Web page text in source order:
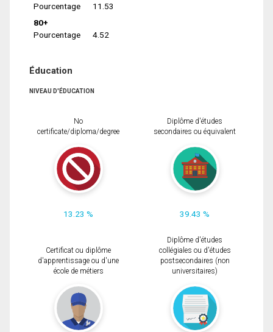
Pourcentage
11.53
80+
Pourcentage
4.52
Éducation
NIVEAU D'ÉDUCATION
No
certificate/diploma/degree
13.23 %
Diplôme d'études
secondaires ou équivalent
39.43 %
Certificat ou diplôme
d'apprentissage ou d'une
école de métiers
Diplôme d'études
collégiales ou d'études
postsecondaires (non
universitaires)